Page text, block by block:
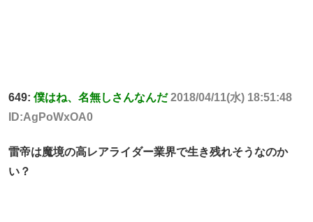
649: 僕はね、名無しさんなんだ 2018/04/11(水) 18:51:48
ID:AgPoWxOA0
雷帝は魔境の高レアライダー業界で生き残れそうなのか
い？